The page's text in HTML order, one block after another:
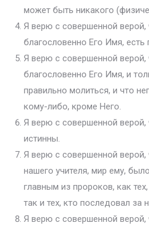
может быть никакого
Я верю с совершенной верой,
благословенно Его Имя, есть
Я верю с совершенной верой,
благословенно Его Имя, и
правильно молиться, и что
кому-либо, кроме Него.
Я верю с совершенной верой,
истинны.
Я верю с совершенной
нашего учителя, мир ему,
главным из пророков, как
так и тех, кто последовал за
Я верю с совершенной верой,